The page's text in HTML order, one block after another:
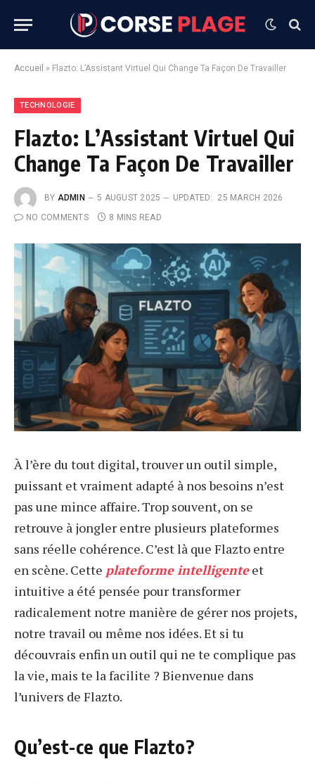
Accueil » Flazto: L’Assistant Virtuel Qui Change Ta Façon De Travailler
TECHNOLOGIE
Flazto: L’Assistant Virtuel Qui
Change Ta Façon De Travailler
BY ADMIN 5 AUGUST 2025 UPDATED:
25 MARCH 2026
NO COMMENTS
8 MINS READ
À l’ère du tout digital, trouver un outil simple,
puissant et vraiment adapté à nos besoins n’est
pas une mince affaire. Trop souvent, on se
retrouve à jongler entre plusieurs plateformes
sans réelle cohérence. C’est là que Flazto entre
en scène. Cette plateforme intelligenteet
intuitive a été pensée pour transformer
radicalement notre manière de gérer nos projets,
notre travail ou même nos idées. Et si tu
découvrais enfin un outil qui ne te complique pas
la vie, mais te la facilite ? Bienvenue dans
l’univers de Flazto.
Qu’est-ce que Flazto?